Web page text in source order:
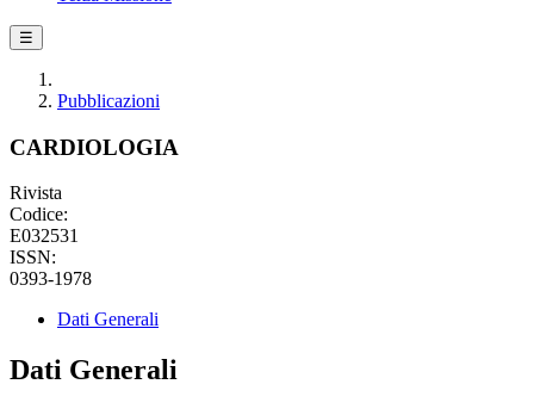
☰
Pubblicazioni
CARDIOLOGIA
Rivista
Codice:
E032531
ISSN:
0393-1978
Dati Generali
Dati Generali